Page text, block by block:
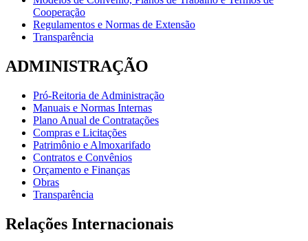
Cooperação
Regulamentos e Normas de Extensão
Transparência
ADMINISTRAÇÃO
Pró-Reitoria de Administração
Manuais e Normas Internas
Plano Anual de Contratações
Compras e Licitações
Patrimônio e Almoxarifado
Contratos e Convênios
Orçamento e Finanças
Obras
Transparência
Relações Internacionais